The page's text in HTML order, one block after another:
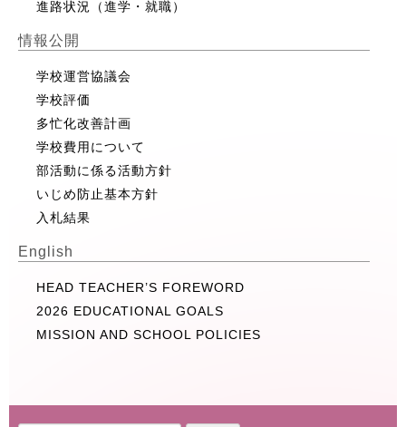
進路状況（進学・就職）
情報公開
学校運営協議会
学校評価
多忙化改善計画
学校費用について
部活動に係る活動方針
いじめ防止基本方針
入札結果
English
HEAD TEACHER’S FOREWORD
2026 EDUCATIONAL GOALS
MISSION AND SCHOOL POLICIES